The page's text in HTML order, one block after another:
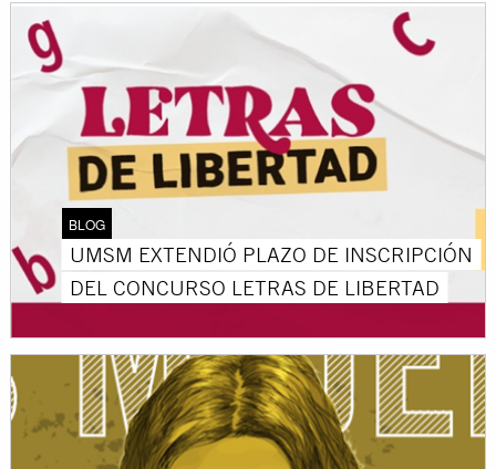
BLOG
UMSM EXTENDIÓ PLAZO DE INSCRIPCIÓN
DEL CONCURSO LETRAS DE LIBERTAD